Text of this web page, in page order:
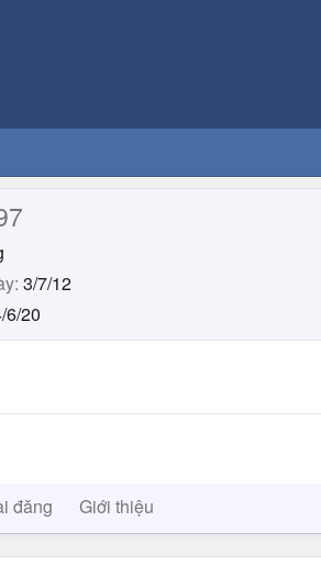
3/7/12
6/20
đăng Giới thiệu